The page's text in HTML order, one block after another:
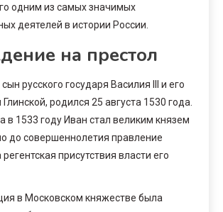
одним из самых значимых
деятелей в истории России.
на престол
русского государя Василия III и его
родился 25 августа 1530 года.
в 1533 году Иван стал великим князем
до совершеннолетия правление
присутствия власти его
в Московском княжестве была